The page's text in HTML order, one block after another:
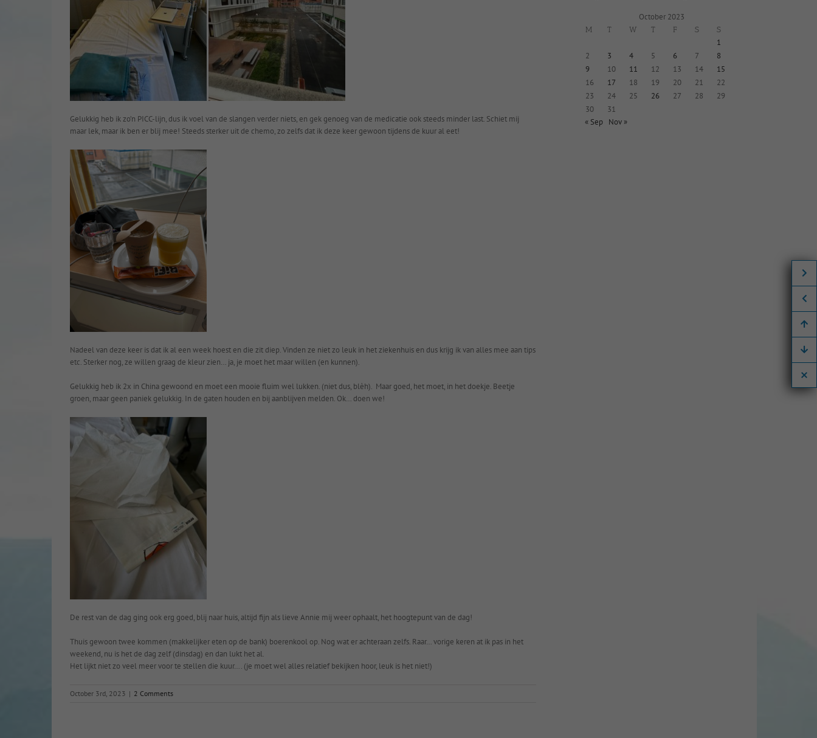
Gelukkig heb ik zo’n PICC-lijn, dus ik voel van de slangen verder niets, en gek genoeg van de medicatie ook steeds minder last. Schiet mij
maar lek, maar ik ben er blij mee! Steeds sterker uit de chemo, zo zelfs dat ik deze keer gewoon tijdens de kuur al eet!
Nadeel van deze keer is dat ik al een week hoest en die zit diep. Vinden ze niet zo leuk in het ziekenhuis en dus krijg ik van alles mee aan tips
etc. Sterker nog, ze willen graag de kleur zien… ja, je moet het maar willen (en kunnen).
Gelukkig heb ik 2x in China gewoond en moet een mooie fluim wel lukken. (niet dus, blèh). Maar goed, het moet, in het doekje. Beetje
groen, maar geen paniek gelukkig. In de gaten houden en bij aanblijven melden. Ok… doen we!
De rest van de dag ging ook erg goed, blij naar huis, altijd fijn als lieve Annie mij weer ophaalt, het hoogtepunt van de dag!
Thuis gewoon twee kommen (makkelijker eten op de bank) boerenkool op. Nog wat er achteraan zelfs. Raar… vorige keren at ik pas in het
weekend, nu is het de dag zelf (dinsdag) en dan lukt het al.
Het lijkt niet zo veel meer voor te stellen die kuur…. (je moet wel alles relatief bekijken hoor, leuk is het niet!)
October 3rd, 2023 | 2 Comments
October 2023
M T W T F S S
1
2
3 4 5 6 7
8
9
10 11 12 13 14
15
16
17 18 19 20 21
22
23
24 25 26 27 28
29
30
31
« Sep
Nov »